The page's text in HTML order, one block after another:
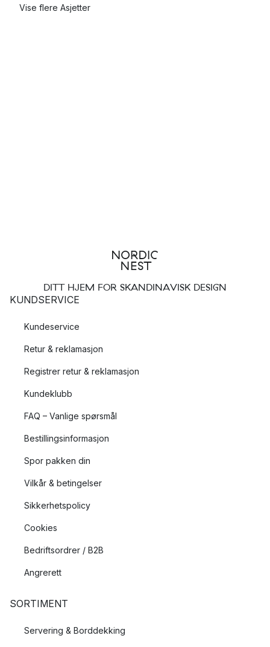
Vise flere Asjetter
DITT HJEM FOR SKANDINAVISK DESIGN
KUNDSERVICE
Kundeservice
Retur & reklamasjon
Registrer retur & reklamasjon
Kundeklubb
FAQ – Vanlige spørsmål
Bestillingsinformasjon
Spor pakken din
Vilkår & betingelser
Sikkerhetspolicy
Cookies
Bedriftsordrer / B2B
Angrerett
SORTIMENT
Servering & Borddekking